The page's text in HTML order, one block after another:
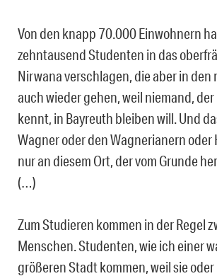
Von den knapp 70.000 Einwohnern
zehntausend Studenten in das
Nirwana verschlagen, die aber in den
auch wieder gehen, weil niemand,
kennt, in Bayreuth bleiben will. Und
Wagner oder den Wagnerianern oder
nur an diesem Ort, der vom Grunde
(…)
Zum Studieren kommen in der Regel
Menschen. Studenten, wie ich einer
größeren Stadt kommen, weil sie